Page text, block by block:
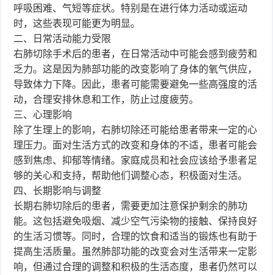
呼吸困难、气短等症状。特别是在进行体力活动或运动
时，这些表现可能更为明显。
二、日常活动能力受限
右肺切除手术后的患者，在日常活动中可能会感到疲劳和
乏力。这是因为肺部功能的改变影响了身体的氧气供应，
导致体力下降。因此，患者可能需要避免一些高强度的活
动，合理安排休息和工作，防止过度疲劳。
三、心理影响
除了生理上的影响，右肺切除还可能给患者带来一定的心
理压力。面对生活方式的改变和身体的不适，患者可能会
感到焦虑、抑郁等情绪。家庭成员和社会应该给予患者足
够的关心和支持，帮助他们调整心态，积极面对生活。
四、长期影响与调整
长期右肺切除后的患者，需要更加注意保护剩余的肺功
能。这包括避免吸烟、减少空气污染物的接触、保持良好
的生活习惯等。同时，合理的饮食和适当的锻炼也有助于
提高生活质量。虽然肺部功能的改变会对生活带来一定影
响，但通过合理的调整和积极的生活态度，患者仍然可以